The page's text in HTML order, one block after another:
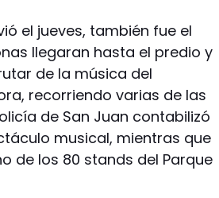
el jueves, también fue el
llegaran hasta el predio y
de la música del
recorriendo varias de las
de San Juan contabilizó
musical, mientras que
de los 80 stands del Parque